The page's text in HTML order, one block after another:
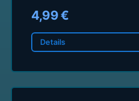
4,99 €
Details